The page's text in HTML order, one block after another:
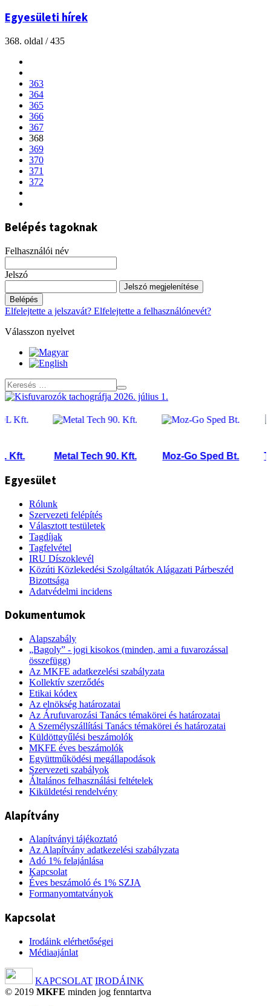
Egyesületi hírek
368. oldal / 435
363
364
365
366
367
368
369
370
371
372
Belépés tagoknak
Felhasználói név
Jelszó
Jelszó megjelenítése
Belépés
Elfelejtette a jelszavát? Elfelejtette a felhasználónevét?
Válasszon nyelvet
Metal Tech 90. Kft. Moz-Go Sped Bt. Trans-
Egyesület
Rólunk
Szervezeti felépítés
Választott testületek
Tagdíjak
Tagfelvétel
IRU Díszoklevél
Közúti Közlekedési Szolgáltatók Alágazati Párbeszéd
Bizottsága
Adatvédelmi incidens
Dokumentumok
Alapszabály
„Bagoly” - jogi kisokos (minden, ami a fuvarozással
összefügg)
Az MKFE adatkezelési szabályzata
Kollektív szerződés
Etikai kódex
Az elnökség határozatai
Az Árufuvarozási Tanács témakörei és határozatai
A Személyszállítási Tanács témakörei és határozatai
Küldöttgyűlési beszámolók
MKFE éves beszámolók
Együttműködési megállapodások
Szervezeti szabályok
Általános felhasználási feltételek
Kiküldetési rendelvény
Alapítvány
Alapítványi tájékoztató
Az Alapítvány adatkezelési szabályzata
Adó 1% felajánlása
Kapcsolat
Éves beszámoló és 1% SZJA
Formanyomtatványok
Kapcsolat
Irodáink elérhetőségei
Médiaajánlat
KAPCSOLAT IRODÁINK
© 2019 MKFE minden jog fenntartva